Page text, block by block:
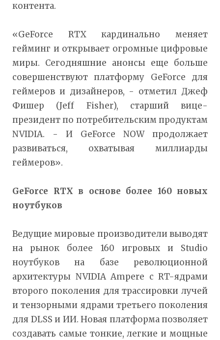
контента.
«GeForce RTX кардинально меняет
гейминг и открывает огромные цифровые
миры. Сегодняшние анонсы еще больше
совершенствуют платформу GeForce для
геймеров и дизайнеров, - отметил Джеф
Фишер (Jeff Fisher), старший вице-
президент по потребительским продуктам
NVIDIA. - И GeForce NOW продолжает
развиваться, охватывая миллиарды
геймеров».
GeForce RTX в основе более 160 новых
ноутбуков
Ведущие мировые производители выводят
на рынок более 160 игровых и Studio
ноутбуков на базе революционной
архитектуры NVIDIA Ampere с RT-ядрами
второго поколения для трассировки лучей
и тензорными ядрами третьего поколения
для DLSS и ИИ. Новая платформа позволяет
создавать самые тонкие, легкие и мощные